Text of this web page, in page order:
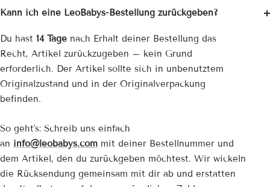
Kann ich eine LeoBabys-Bestellung zurückgeben?
Du hast 14 Tage nach Erhalt deiner Bestellung das
Recht, Artikel zurückzugeben – kein Grund
erforderlich. Der Artikel sollte sich in unbenutztem
Originalzustand und in der Originalverpackung
befinden.
So geht's: Schreib uns einfach
an info@leobabys.com mit deiner Bestellnummer und
dem Artikel, den du zurückgeben möchtest. Wir wickeln
die Rücksendung gemeinsam mit dir ab und erstatten